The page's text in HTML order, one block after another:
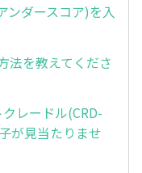
ンダースコア)を入
法を教えてくださ
レードル(CRD-
が見当たりませ